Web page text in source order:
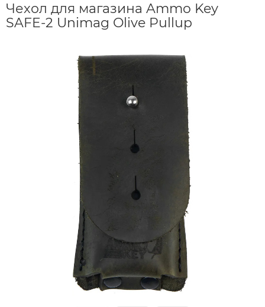
Чехол для магазина Ammo Key
SAFE-2 Unimag Olive Pullup